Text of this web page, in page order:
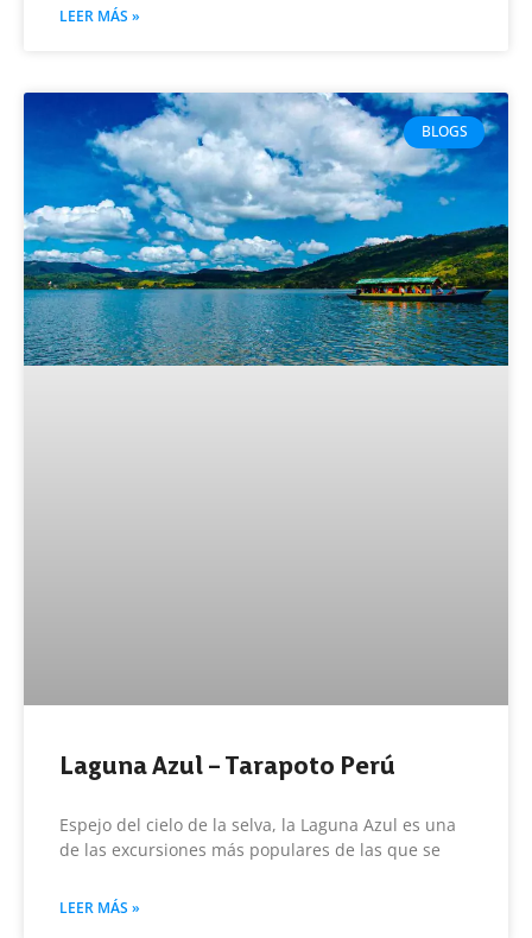
LEER MÁS »
BLOGS
Laguna Azul – Tarapoto Perú
Espejo del cielo de la selva, la Laguna Azul es una
de las excursiones más populares de las que se
LEER MÁS »